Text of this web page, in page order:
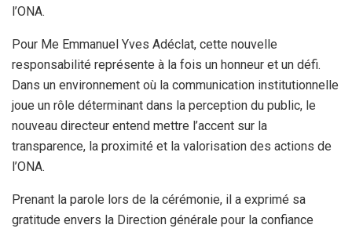
l’ONA.
Pour Me Emmanuel Yves Adéclat, cette nouvelle
responsabilité représente à la fois un honneur et un défi.
Dans un environnement où la communication institutionnelle
joue un rôle déterminant dans la perception du public, le
nouveau directeur entend mettre l’accent sur la
transparence, la proximité et la valorisation des actions de
l’ONA.
Prenant la parole lors de la cérémonie, il a exprimé sa
gratitude envers la Direction générale pour la confiance